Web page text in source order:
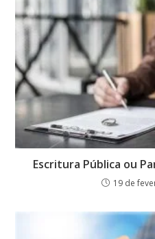
Escritura Pública ou
19 de